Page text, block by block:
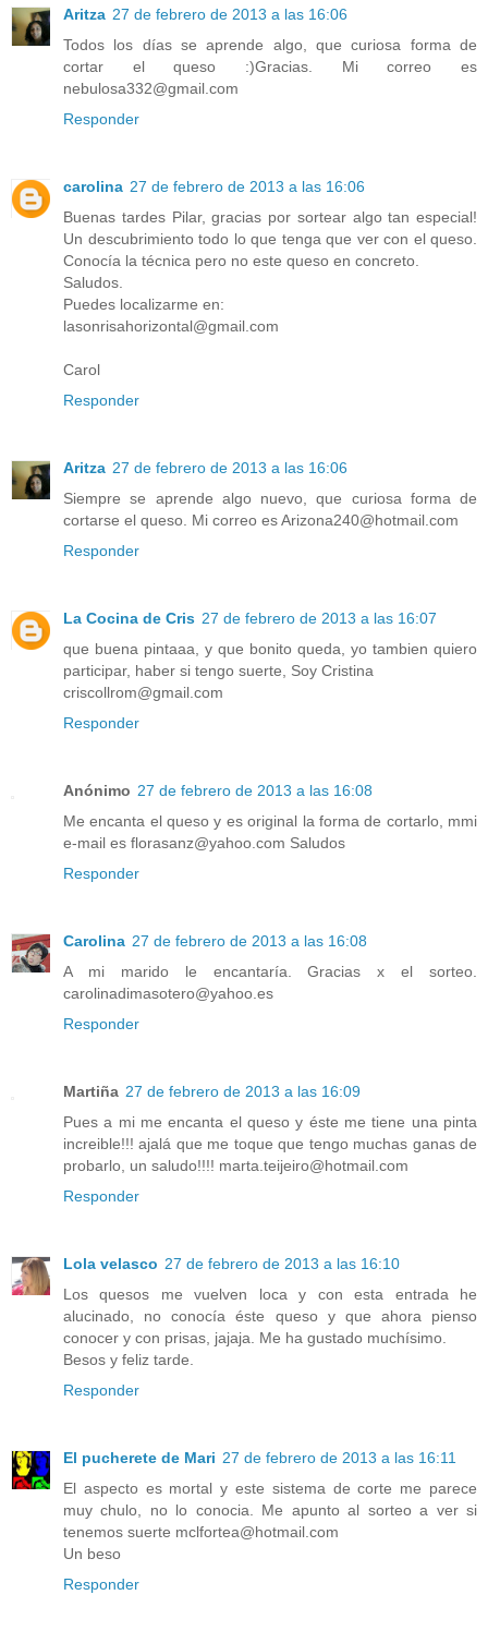
Aritza 27 de febrero de 2013 a las 16:06
Todos los días se aprende algo, que curiosa forma de
cortar el queso :)Gracias. Mi correo es
nebulosa332@gmail.com
Responder
carolina 27 de febrero de 2013 a las 16:06
Buenas tardes Pilar, gracias por sortear algo tan especial!
Un descubrimiento todo lo que tenga que ver con el queso.
Conocía la técnica pero no este queso en concreto.
Saludos.
Puedes localizarme en:
lasonrisahorizontal@gmail.com
Carol
Responder
Aritza 27 de febrero de 2013 a las 16:06
Siempre se aprende algo nuevo, que curiosa forma de
cortarse el queso. Mi correo es Arizona240@hotmail.com
Responder
La Cocina de Cris 27 de febrero de 2013 a las 16:07
que buena pintaaa, y que bonito queda, yo tambien quiero
participar, haber si tengo suerte, Soy Cristina
criscollrom@gmail.com
Responder
Anónimo 27 de febrero de 2013 a las 16:08
Me encanta el queso y es original la forma de cortarlo, mmi
e-mail es florasanz@yahoo.com Saludos
Responder
Carolina 27 de febrero de 2013 a las 16:08
A mi marido le encantaría. Gracias x el sorteo.
carolinadimasotero@yahoo.es
Responder
Martiña 27 de febrero de 2013 a las 16:09
Pues a mi me encanta el queso y éste me tiene una pinta
increible!!! ajalá que me toque que tengo muchas ganas de
probarlo, un saludo!!!! marta.teijeiro@hotmail.com
Responder
Lola velasco 27 de febrero de 2013 a las 16:10
Los quesos me vuelven loca y con esta entrada he
alucinado, no conocía éste queso y que ahora pienso
conocer y con prisas, jajaja. Me ha gustado muchísimo.
Besos y feliz tarde.
Responder
El pucherete de Mari 27 de febrero de 2013 a las 16:11
El aspecto es mortal y este sistema de corte me parece
muy chulo, no lo conocia. Me apunto al sorteo a ver si
tenemos suerte mclfortea@hotmail.com
Un beso
Responder